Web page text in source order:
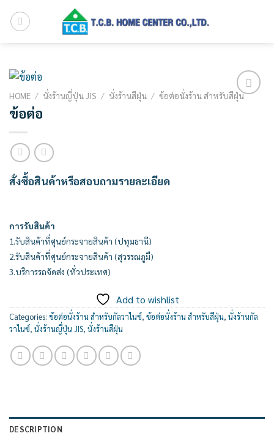
HOME / นั่งร้านญี่ปุ่น JIS / นั่งร้านสีฝุ่น / ข้อต่อนั่งร้าน สำหรับสีฝุ่น
ข้อต่อ
สั่งซื้อสินค้าหรือสอบถามรายละเอียด
การรับสินค้า
1.รับสินค้าที่ศุนย์กระจายสินค้า (ปทุมธานี)
2.รับสินค้าที่ศุนย์กระจายสินค้า (สุวรรณภูมื)
3.บริการรถจัดส่ง (ทั่วประเทศ)
Add to wishlist
Categories: ข้อต่อนั่งร้าน สำหรับกัลวาไนซ์, ข้อต่อนั่งร้าน สำหรับสีฝุ่น, นั่งร้านกัล
วาไนซ์, นั่งร้านญี่ปุ่น JIS, นั่งร้านสีฝุ่น
DESCRIPTION